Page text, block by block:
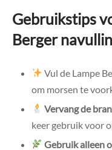
Gebruikstips
Berger
Vul de Lampe
om morsen te
Vervang de
keer gebruik voor
Gebruik alleen